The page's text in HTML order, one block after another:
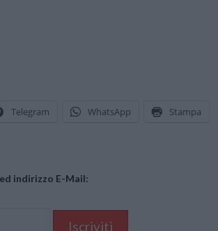
Telegram WhatsApp Stampa
indirizzo E-Mail: